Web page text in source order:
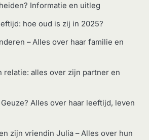
Informatie en uitleg
hoe oud is zij in 2025?
– Alles over haar familie en
relatie: alles over zijn partner en
Alles over haar leeftijd, leven
zijn vriendin Julia – Alles over hun